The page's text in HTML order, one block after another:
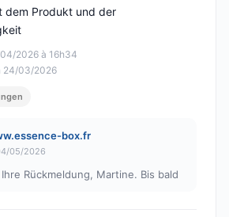
2026 à 16h34
24/03/2026
dem Produkt und der
box.fr
05/2026
Rückmeldung, Martine. Bis bald